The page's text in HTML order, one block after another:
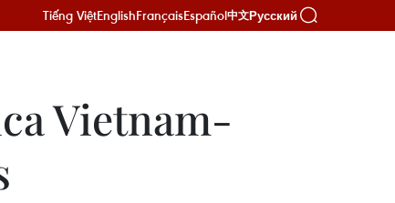
Tiếng ViệtEnglishFrançaisEspañol中文Русский
Vietnam-